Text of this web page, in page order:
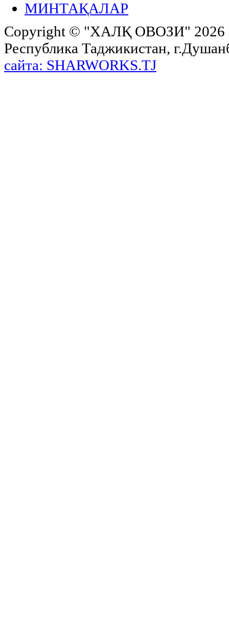
МИНТАҚАЛАР
Copyright © "ХАЛҚ ОВОЗИ"
Республика Таджикистан,
сайта: SHARWORKS.TJ